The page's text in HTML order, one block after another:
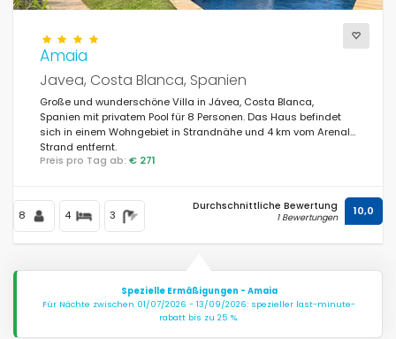
Amaia
Javea, Costa Blanca, Spanien
Große und wunderschöne Villa in Jávea, Costa Blanca,
Spanien mit privatem Pool für 8 Personen. Das Haus befindet
sich in einem Wohngebiet in Strandnähe und 4 km vom Arenal-
Strand entfernt.
Preis pro Tag ab: € 271
8 4 3
Durchschnittliche Bewertung
1 Bewertungen 10,0
Spezielle Ermäßigungen - Amaia
Für Nächte zwischen 01/07/2026 - 13/09/2026: spezieller last-minute-
rabatt bis zu 25 %.